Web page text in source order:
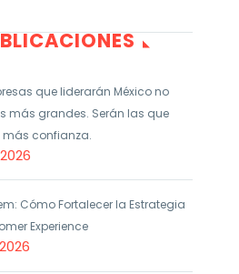
Trends 2021 de
compañías
incrementaron su
presupuesto para
en experiencia
que liderarán México no
más grandes. Serán las que
más confianza.
Cómo Fortalecer la Estrategia
Experience